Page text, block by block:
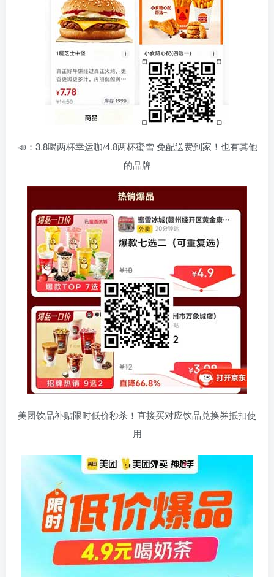
📣：3.8喝两杯幸运咖/4.8两杯蜜雪 免配送费到家！也有其他
的品牌
美团饮品补贴限时低价秒杀！直接买对应饮品兑换券抵扣使
用